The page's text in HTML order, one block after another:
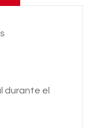
durante el